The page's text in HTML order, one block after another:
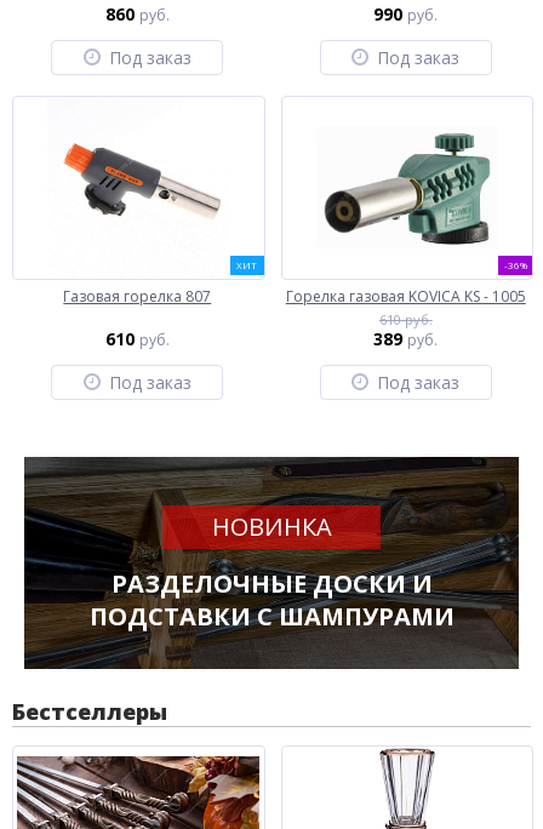
860 руб.
Под заказ
990 руб.
Под заказ
ХИТ
Газовая горелка 807
610 руб.
Под заказ
-36%
Горелка газовая KOVICA KS - 1005
610 руб.
389 руб.
Под заказ
НОВИНКА
РАЗДЕЛОЧНЫЕ ДОСКИ И
ПОДСТАВКИ С ШАМПУРАМИ
Бестселлеры